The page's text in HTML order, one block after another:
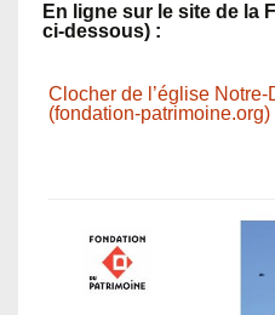
En ligne sur le site de la
ci-dessous) :
Clocher de l’église
(fondation-patrimoine.org)